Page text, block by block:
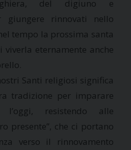
del digiuno e
giungere rinnovati nello
tempo la prossima santa
viverla eternamente anche
Santi religiosi significa
tradizione per imparare
l’oggi, resistendo alle
presente”, che ci portano
verso il rinnovamento